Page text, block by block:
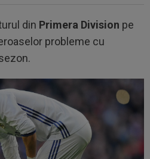
din Primera Division pe
probleme cu